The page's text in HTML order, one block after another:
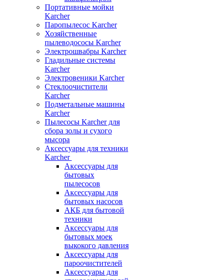
Портативные мойки
Karcher
Паропылесос Karcher
Хозяйственные
пылеводососы Karcher
Электрошвабры Karcher
Гладильные системы
Karcher
Электровеники Karcher
Стеклоочистители
Karcher
Подметальные машины
Karcher
Пылесосы Karcher для
сбора золы и сухого
мысора
Аксессуары для техники
Karcher
Аксессуары для
бытовых
пылесосов
Аксессуары для
бытовых насосов
АКБ для бытовой
техники
Аксессуары для
бытовых моек
выкокого давления
Аксессуары для
пароочистителей
Аксессуары для